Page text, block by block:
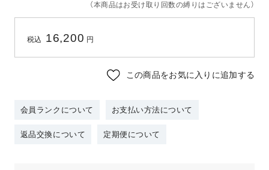
（本商品はお受け取り回数の縛りはございません）
税込 16,200 円
この商品をお気に入りに追加する
会員ランクについて お支払い方法について
返品交換について 定期便について